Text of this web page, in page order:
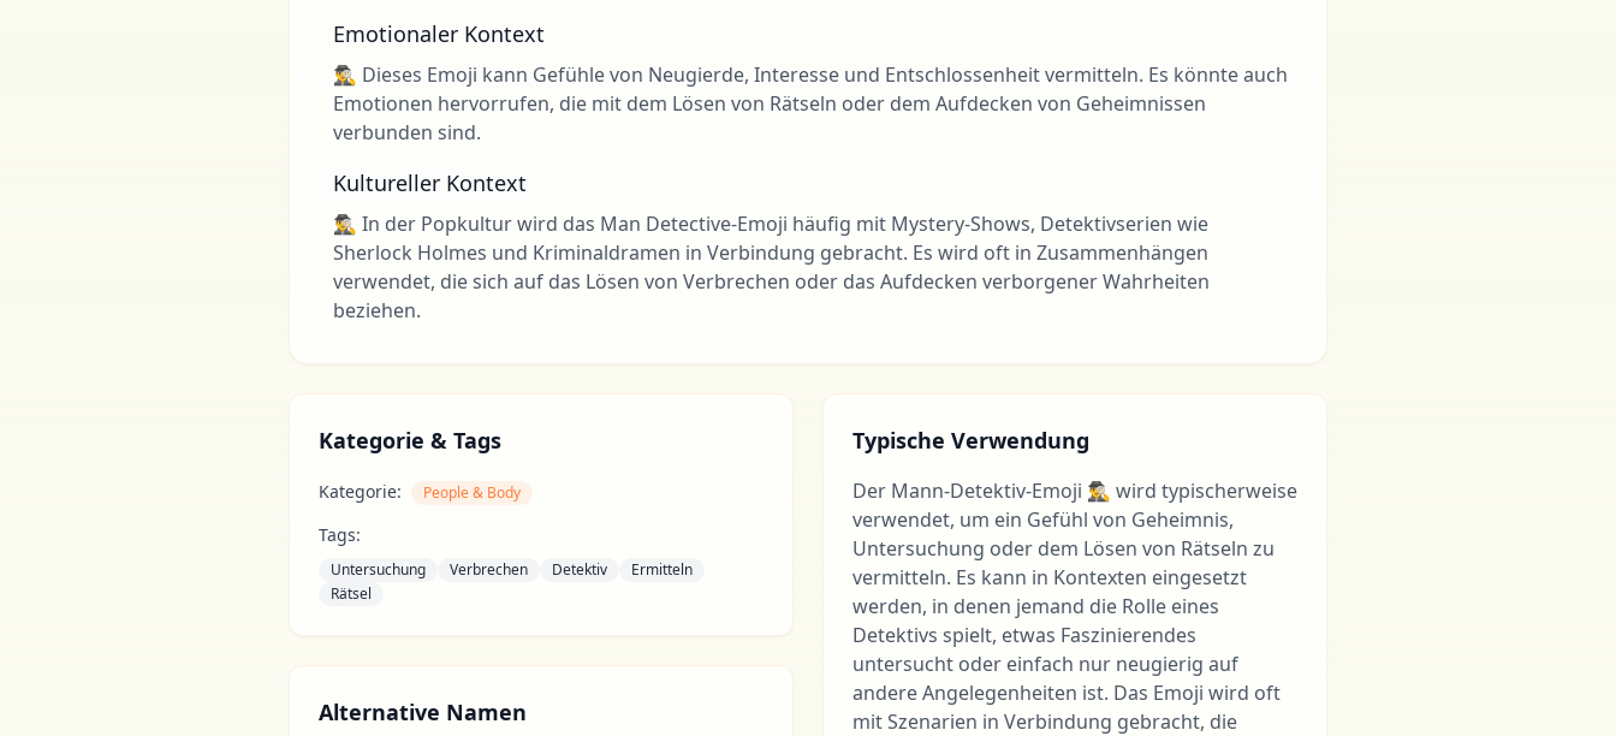
Emotionaler Kontext
🕵️‍♂️ Dieses Emoji kann Gefühle von Neugierde, Interesse und Entschlossenheit vermitteln. Es könnte auch
Emotionen hervorrufen, die mit dem Lösen von Rätseln oder dem Aufdecken von Geheimnissen
verbunden sind.
Kultureller Kontext
🕵️‍♂️ In der Popkultur wird das Man Detective-Emoji häufig mit Mystery-Shows, Detektivserien wie
Sherlock Holmes und Kriminaldramen in Verbindung gebracht. Es wird oft in Zusammenhängen
verwendet, die sich auf das Lösen von Verbrechen oder das Aufdecken verborgener Wahrheiten
beziehen.
Kategorie & Tags
Kategorie: People & Body
Tags:
Untersuchung Verbrechen Detektiv
Ermitteln
Rätsel
Alternative Namen
Typische Verwendung
Der Mann-Detektiv-Emoji 🕵️‍♂️ wird typischerweise
verwendet, um ein Gefühl von Geheimnis,
Untersuchung oder dem Lösen von Rätseln zu
vermitteln. Es kann in Kontexten eingesetzt
werden, in denen jemand die Rolle eines
Detektivs spielt, etwas Faszinierendes
untersucht oder einfach nur neugierig auf
andere Angelegenheiten ist. Das Emoji wird oft
mit Szenarien in Verbindung gebracht, die